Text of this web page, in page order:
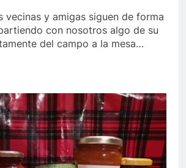
vecinas y amigas siguen de forma
con nosotros algo de su
del campo a la mesa…